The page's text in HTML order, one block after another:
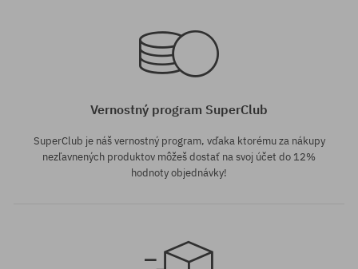
42; 45
Vernostný program SuperClub
SuperClub je náš vernostný program, vďaka ktorému za nákupy
nezľavnených produktov môžeš dostať na svoj účet do 12%
hodnoty objednávky!